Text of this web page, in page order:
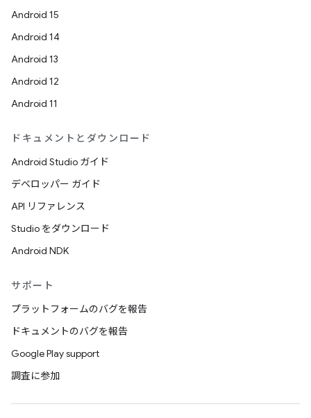
Android 15
Android 14
Android 13
Android 12
Android 11
ドキュメントとダウンロード
Android Studio ガイド
デベロッパー ガイド
API リファレンス
Studio をダウンロード
Android NDK
サポート
プラットフォームのバグを報告
ドキュメントのバグを報告
Google Play support
調査に参加